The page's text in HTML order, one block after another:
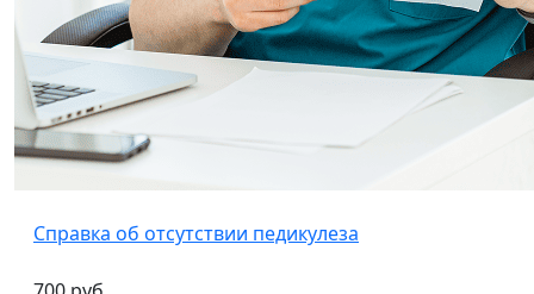
Справка об отсутствии педикулеза